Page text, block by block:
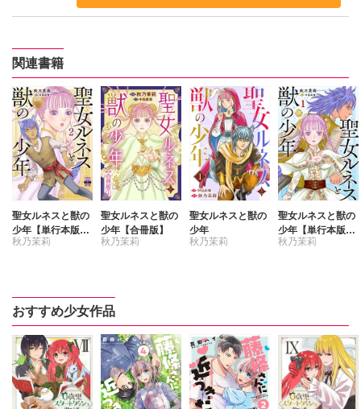
関連書籍
聖女ルネスと獣の
少年【単行本版】
2
秋乃茉莉
聖女ルネスと獣の
少年【合冊版】
秋乃茉莉
聖女ルネスと獣の
少年
秋乃茉莉
聖女ルネスと獣の
少年【単行本版】
1【電子限定特典
秋乃茉莉
おすすめ少女作品